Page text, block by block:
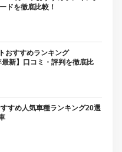
ドを徹底比較！
おすすめランキング
新】口コミ・評判を徹底比
すめ人気車種ランキング20選